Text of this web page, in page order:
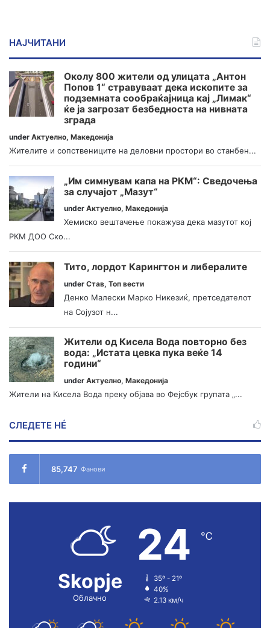
НАЈЧИТАНИ
Околу 800 жители од улицата „Антон
Попов 1“ стравуваат дека ископите за
подземната сообраќајница кај „Лимак“
ќе ја загрозат безбедноста на нивната
зграда
under Актуелно, Македонија
Жителите и сопствениците на деловни простори во станбен...
„Им симнувам капа на РКМ“: Сведочења
за случајот „Мазут“
under Актуелно, Македонија
Хемиско вештачење покажува дека мазутот кој
РКМ ДОО Ско...
Тито, лордот Карингтон и либералите
under Став, Топ вести
Денко Малески Марко Никезиќ, претседателот
на Сојузот н...
Жители од Кисела Вода повторно без
вода: „Истата цевка пука веќе 14
години“
under Актуелно, Македонија
Жители на Кисела Вода преку објава во Фејсбук групата „...
СЛЕДЕТЕ НÉ
85,747 Фанови
Skopje
Облачно
24 ℃
35º - 21º
40%
2.13 км/ч